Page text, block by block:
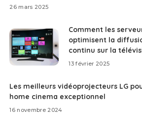
26 mars 2025
Comment les
optimisent la
continu sur la
13 février 2025
Les meilleurs vidéoprojecteurs LG
home cinema exceptionnel
16 novembre 2024